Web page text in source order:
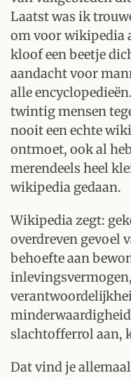
Laatst was ik
om voor wikipedia
kloof een beetje
aandacht voor
alle
twintig mensen
nooit een echte
ontmoet, ook al
merendeels heel
wikipedia gedaan.
Wikipedia zegt:
overdreven gevoel
behoefte aan
slachtofferrol aan,
Dat vind je